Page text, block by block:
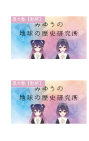
坂本塾【動画】
坂本塾【動画】